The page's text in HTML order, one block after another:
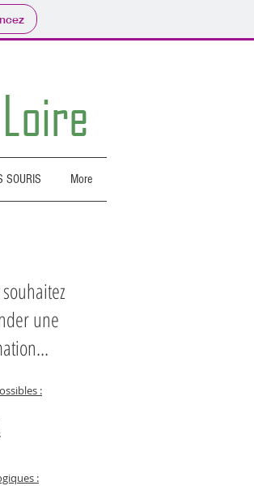
SOURIS More
:
:
une